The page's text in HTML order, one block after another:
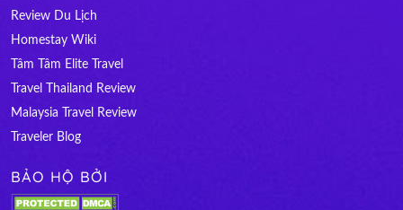
Review Du Lịch
Homestay Wiki
Tâm Tâm Elite Travel
Travel Thailand Review
Malaysia Travel Review
Traveler Blog
BẢO HỘ BỞI